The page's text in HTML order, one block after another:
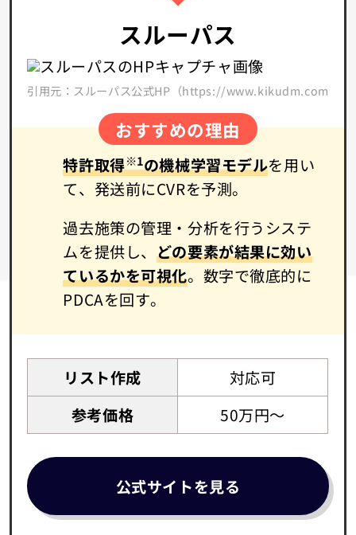
スルーパス
引用元：スルーパス公式HP（https://www.kikudm.com/）
おすすめの理由
特許取得※1の機械学習モデルを用い
て、発送前にCVRを予測。
過去施策の管理・分析を行うシステ
ムを提供し、 どの要素が結果に効い
ているかを可視化。数字で徹底的に
PDCAを回す。
リスト作成
対応可
参考価格
50万円～
公式サイトを見る